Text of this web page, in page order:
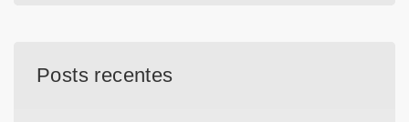
Posts recentes